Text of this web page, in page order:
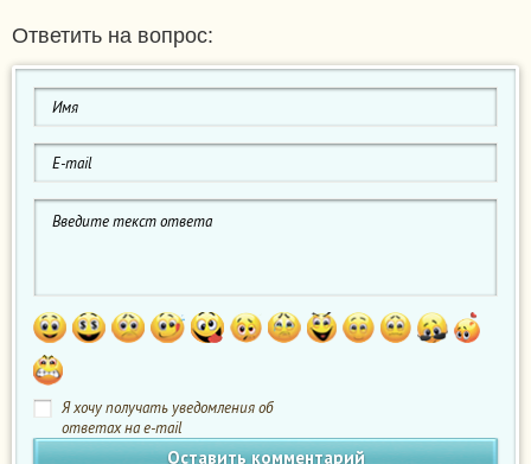
Ответить на вопрос:
Я хочу получать уведомления об
ответах на e-mail